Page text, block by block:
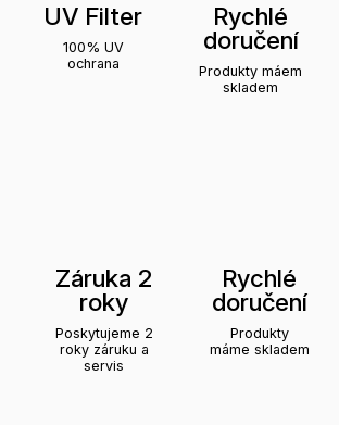
UV Filter
100% UV
ochrana
Rychlé
doručení
Produkty máem
skladem
Záruka 2
roky
Poskytujeme 2
roky záruku a
servis
Rychlé
doručení
Produkty
máme skladem